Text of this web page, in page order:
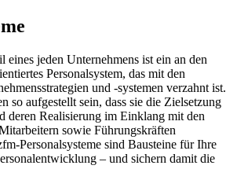
eines jeden Unternehmens ist ein an den
Personalsystem, das mit den
und -systemen verzahnt ist.
so aufgestellt sein, dass sie die Zielsetzung
deren Realisierung im Einklang mit den
sowie Führungskräften
Personalsysteme sind Bausteine für Ihre
– und sichern damit die